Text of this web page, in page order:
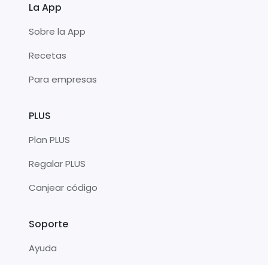
La App
Sobre la App
Recetas
Para empresas
PLUS
Plan PLUS
Regalar PLUS
Canjear código
Soporte
Ayuda